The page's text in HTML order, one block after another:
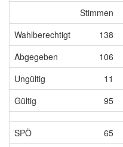
Stimmen
Wahlberechtigt
138
Abgegeben
106
Ungültig
11
Gültig
95
SPÖ 65